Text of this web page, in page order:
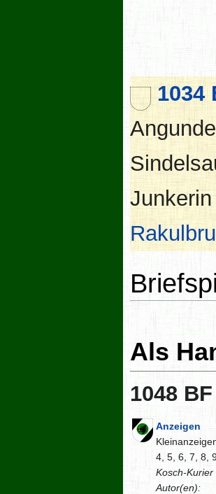
1034
Als
1048 BF
Anzeigen
4, 5, 6, 7, 8,
Kosch-
Autor(en):